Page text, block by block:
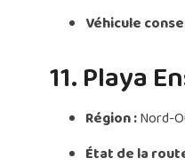
Véhicule
11. Playa
Région :Nord-
État de la